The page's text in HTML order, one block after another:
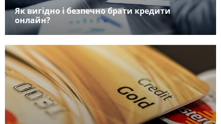
Як вигідно і безпечно брати кредити
онлайн?